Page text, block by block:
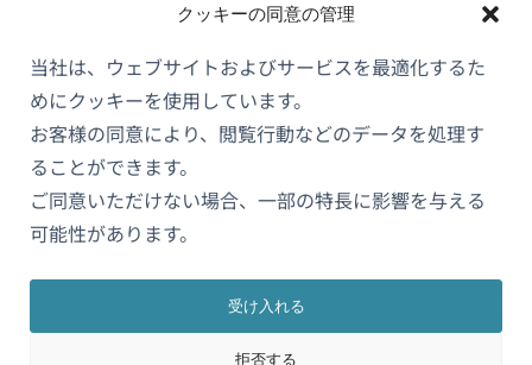
クッキーの同意の管理
当社は、ウェブサイトおよびサービスを最適化するた
めにクッキーを使用しています。
お客様の同意により、閲覧行動などのデータを処理す
ることができます。
ご同意いただけない場合、一部の特長に影響を与える
可能性があります。
受け入れる
拒否する
日本語
WPMLについて
GDPRおよびプライバシーポリシー
チームに参加（新
ィ
し
い
ウ
し
い
ウ
し
ウ